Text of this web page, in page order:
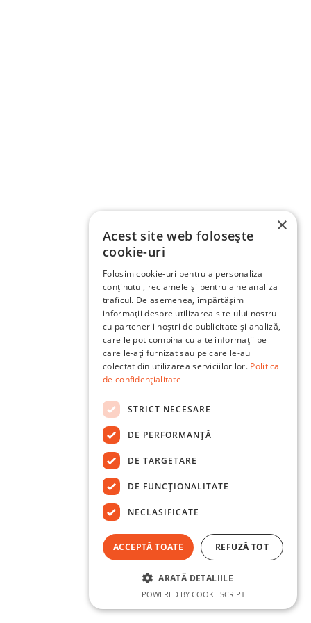
×
Acest site web folosește
cookie-uri
Folosim cookie-uri pentru a personaliza
conținutul, reclamele și pentru a ne analiza
traficul. De asemenea, împărtășim
informații despre utilizarea site-ului nostru
cu partenerii noștri de publicitate și analiză,
care le pot combina cu alte informații pe
care le-ați furnizat sau pe care le-au
colectat din utilizarea serviciilor lor. Politica
de confidențialitate
STRICT NECESARE
DE PERFORMANȚĂ
DE TARGETARE
DE FUNCŢIONALITATE
NECLASIFICATE
ACCEPTĂ TOATE REFUZĂ TOT
ARATĂ DETALIILE
POWERED BY COOKIESCRIPT